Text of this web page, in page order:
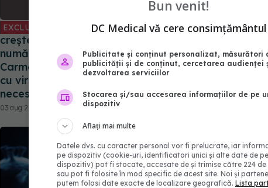
EXCLUSIV
Noua tulpină COVID,
creștere semnificativă a
numărului de cazuri. Prof. univ. dr.
Carmen Dorobăț: Se aseamănă
cu virozele respiratorii. Nu
necesită tratament simptomatic
03 aug 2024, 08:57
China rupe
COVID! Au
care exclud că
cauza
Bun venit!
DC Medical vă cere consimțământul
Publicitate și conținut personalizat, măsurători
publicității și de conținut, cercetarea audienței
dezvoltarea serviciilor
Stocarea și/sau accesarea informațiilor de pe
dispozitiv
Aflați mai multe
Datele dvs. cu caracter personal vor fi prelucrate, iar
pe dispozitiv (cookie-uri, identificatori unici și alte date de pe
dispozitiv) pot fi stocate, accesate de și trimise către 224
sau pot fi folosite în mod specific de acest site. Noi și
putem folosi date exacte de localizare geografică. Lista